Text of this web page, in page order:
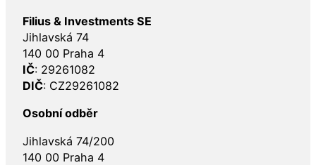
Filius & Investments SE
Jihlavská 74
140 00 Praha 4
IČ: 29261082
DIČ: CZ29261082
Osobní odběr
Jihlavská 74/200
140 00 Praha 4